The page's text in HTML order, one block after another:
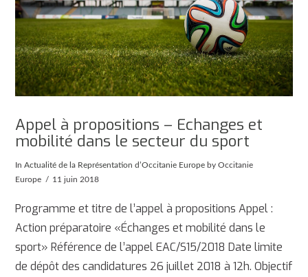
Appel à propositions – Echanges et
mobilité dans le secteur du sport
InActualité de la Représentation d’Occitanie Europe by Occitanie
Europe
11 juin 2018
Programme et titre de l’appel à propositions Appel :
Action préparatoire «Échanges et mobilité dans le
sport» Référence de l’appel EAC/S15/2018 Date limite
de dépôt des candidatures 26 juillet 2018 à 12h. Objectif